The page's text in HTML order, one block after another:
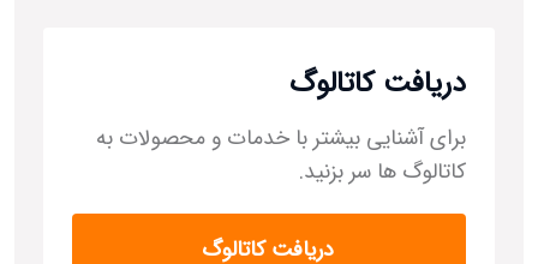
دریافت کاتالوگ
برای آشنایی بیشتر با خدمات و محصولات به
کاتالوگ ها سر بزنید.
دریافت کاتالوگ